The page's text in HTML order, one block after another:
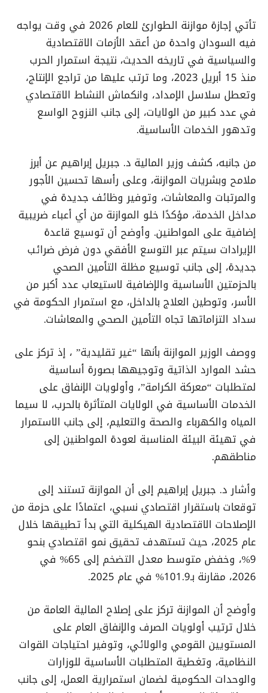
تأتي إجازة موازنة الطوارئ للعام 2026 في وقت يواجه
فيه السودان واحدة من أعقد الأزمات الاقتصادية
والسياسية في تاريخه الحديث، نتيجة استمرار الحرب
منذ 15 أبريل 2023، وما ترتب عليها من تراجع الإنتاج،
وتعطل سلاسل الإمداد، وانكماش النشاط الاقتصادي
في عدد كبير من الولايات، إلى جانب النزوح الواسع
وتدهور الخدمات الأساسية.
من جانبه، كشف وزير المالية د. جبريل إبراهيم عن أبرز
ملامح وبشريات الموازنة، وعلى رأسها تحسين الأجور
والمرتبات والمعاشات، وتوفير وظائف جديدة في
مداخل الخدمة، مؤكدًا خلو الموازنة من أي أعباء ضريبية
إضافية على المواطنين. وأوضح أن توسيع قاعدة
الإيرادات سيتم عبر التوسع الأفقي دون فرض ضرائب
جديدة، إلى جانب توسيع مظلة التأمين الصحي
بالحزمتين الأساسية والإضافية لاستيعاب عدد أكبر من
الأسر، وتوطين العلاج بالداخل، مع استمرار الحكومة في
سداد التزاماتها تجاه التأمين الصحي والمعاشات.
ووصف الوزير الموازنة بأنها “غير تقليدية” ، إذ تركز على
حشد الموارد الذاتية وتوجيهها بصورة أساسية
لمتطلبات “معركة الكرامة”، وأولويات الإنفاق على
الخدمات الأساسية في الولايات المتأثرة بالحرب، لا سيما
المياه والكهرباء والصحة والتعليم، إلى جانب الاستمرار
في تهيئة البيئة المناسبة لعودة المواطنين إلى
مناطقهم.
وأشار د. جبريل إبراهيم إلى أن الموازنة تستند إلى
توقعات باستقرار اقتصادي نسبي، اعتمادًا على حزمة من
الإصلاحات الاقتصادية الهيكلية التي بدأ تطبيقها خلال
عام 2025، حيث تستهدف تحقيق نمو اقتصادي بنحو
9%، وخفض متوسط معدل التضخم إلى 65% في
2026، مقارنة بـ101.9% في عام 2025.
وأوضح أن الموازنة تركز على إصلاح المالية العامة من
خلال ترتيب أولويات الصرف والإنفاق العام على
المستويين القومي والولائي، وتوفير احتياجات القوات
النظامية، وتغطية المتطلبات الأساسية للوزارات
والوحدات الحكومية لضمان استمرارية العمل، إلى جانب